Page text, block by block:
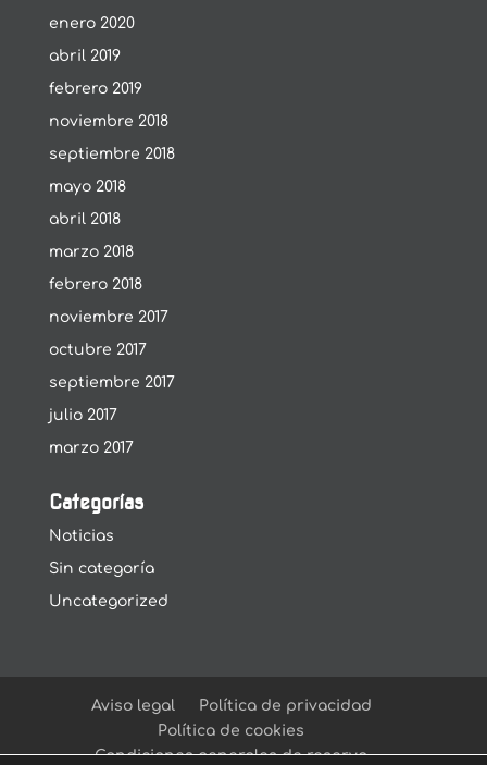
enero 2020
abril 2019
febrero 2019
noviembre 2018
septiembre 2018
mayo 2018
abril 2018
marzo 2018
febrero 2018
noviembre 2017
octubre 2017
septiembre 2017
julio 2017
marzo 2017
Categorías
Noticias
Sin categoría
Uncategorized
Aviso legal
Política de privacidad
Política de cookies
Condiciones generales de reserva